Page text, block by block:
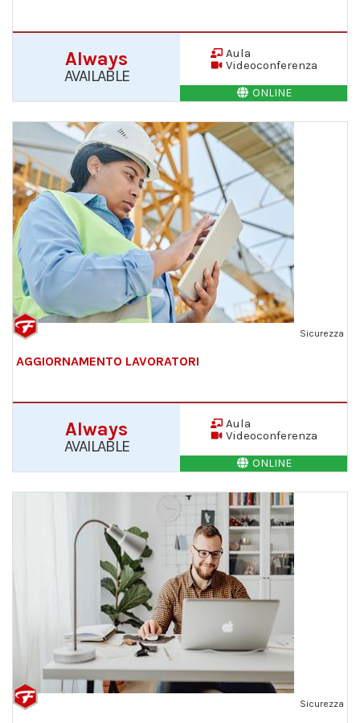
Always
AVAILABLE
Aula
Videoconferenza
ONLINE
Sicurezza
AGGIORNAMENTO LAVORATORI
Always
AVAILABLE
Aula
Videoconferenza
ONLINE
Sicurezza